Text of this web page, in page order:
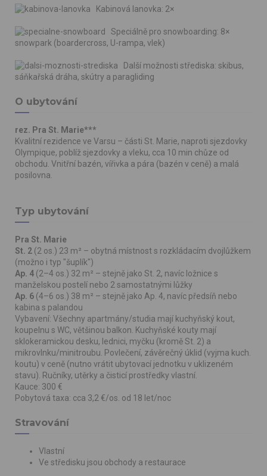
Kabinová lanovka: 2×
Speciálně pro snowboarding: 8×
snowpark (boardercross, U-rampa, vlek)
Další možnosti střediska: skibus,
sáňkařská dráha, skútry a paragliding
O ubytování
rez. Pra St. Marie***
Kvalitní rezidence ve Varsu –⁠ části St. Marie, naproti sjezdovky
Olympique, poblíž sjezdovky a vleku, cca 10 min chůze od
obchodu. Vnitřní bazén, vířivka a pára (bazén v ceně) a malá
posilovna.
Typ ubytování
Pra St. Marie
St. 2 (2 os.) 23 m² – obytná místnost s rozkládacím dvojlůžkem
(možno i typ "šuplík")
Ap. 4 (2–4 os.) 32 m² – stejně jako St. 2, navíc ložnice s
manželskou postelí nebo 2 samostatnými lůžky
Ap. 6 (4–6 os.) 38 m² – stejně jako Ap. 4, navíc předsíň nebo
kabina s palandou
Vybavení: Všechny apartmány/studia mají kuchyňský kout,
koupelnu s WC, většinou balkon. Kuchyňské kouty mají
sklokeramickou desku, lednici, myčku (kromě St. 2) a
mikrovlnku/minitroubu. Povlečení, závěrečný úklid (vyjma kuch.
koutu) v ceně (nutno vrátit ubytovací jednotku v uklizeném
stavu). Ručníky, utěrky a čisticí prostředky vlastní.
Kauce: 300 €
Pobytová taxa: cca 3,2 €/os. od 18 let/noc
Stravování
Vlastní
Ve středisku jsou obchody a restaurace